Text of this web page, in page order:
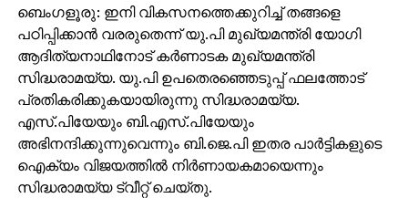
ബെംഗളൂരു: ഇനി വികസനത്തെക്കുറിച്ച് തങ്ങളെ
പഠിപ്പിക്കാന്‍ വരരുതെന്ന് യു.പി മുഖ്യമന്ത്രി യോഗി
ആദിത്യനാഥിനോട് കര്‍ണാടക മുഖ്യമന്ത്രി
സിദ്ധരാമയ്യ. യു.പി ഉപതെരഞ്ഞെടുപ്പ് ഫലത്തോട്
പ്രതികരിക്കുകയായിരുന്നു സിദ്ധരാമയ്യ.
എസ്.പിയേയും ബി.എസ്.പിയേയും
അഭിനന്ദിക്കുന്നുവെന്നും ബി.ജെ.പി ഇതര പാര്‍ട്ടികളുടെ
ഐക്യം വിജയത്തില്‍ നിര്‍ണായകമായെന്നും
സിദ്ധരാമയ്യ ട്വീറ്റ് ചെയ്തു.